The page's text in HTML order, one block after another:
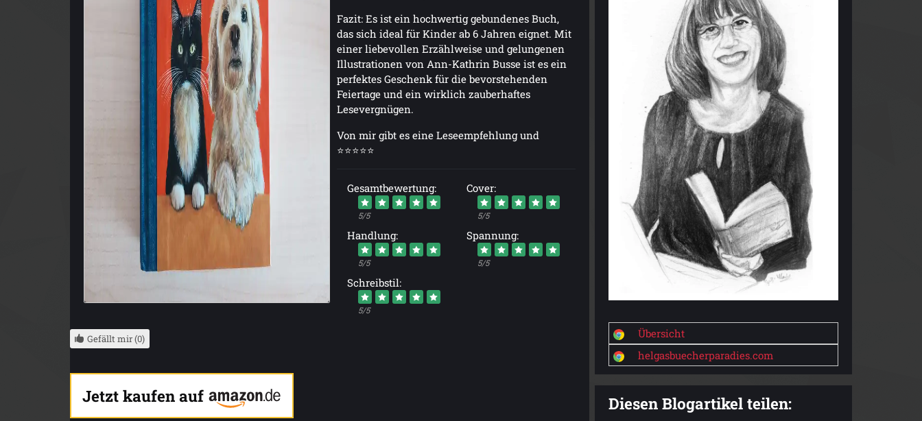
Fazit: Es ist ein hochwertig gebundenes Buch,
das sich ideal für Kinder ab 6 Jahren eignet. Mit
einer liebevollen Erzählweise und gelungenen
Illustrationen von Ann-Kathrin Busse ist es ein
perfektes Geschenk für die bevorstehenden
Feiertage und ein wirklich zauberhaftes
Lesevergnügen.
Von mir gibt es eine Leseempfehlung und
⭐⭐⭐⭐⭐
Gesamtbewertung:
5/5
Cover:
5/5
Handlung:
5/5
Spannung:
5/5
Schreibstil:
5/5
Gefällt mir (0)
Jetzt kaufen auf
Übersicht
helgasbuecherparadies.com
Diesen Blogartikel teilen: